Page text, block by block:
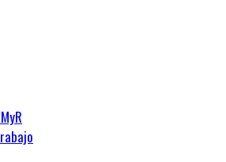
y Renacentistas